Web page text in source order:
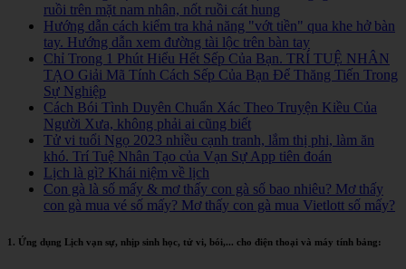
ruồi trên mặt nam nhân, nốt ruồi cát hung
Hướng dẫn cách kiểm tra khả năng "vớt tiền" qua khe hở bàn
tay. Hướng dẫn xem đường tài lộc trên bàn tay
Chỉ Trong 1 Phút Hiểu Hết Sếp Của Bạn. TRÍ TUỆ NHÂN
TẠO Giải Mã Tính Cách Sếp Của Bạn Để Thăng Tiến Trong
Sự Nghiệp
Cách Bói Tình Duyên Chuẩn Xác Theo Truyện Kiều Của
Người Xưa, không phải ai cũng biết
Tử vi tuổi Ngọ 2023 nhiều cạnh tranh, lắm thị phi, làm ăn
khó. Trí Tuệ Nhân Tạo của Vạn Sự App tiên đoán
Lịch là gì? Khái niệm về lịch
Con gà là số mấy & mơ thấy con gà số bao nhiêu? Mơ thấy
con gà mua vé số mấy? Mơ thấy con gà mua Vietlott số mấy?
1. Ứng dụng Lịch vạn sự, nhịp sinh học, tử vi, bói,... cho điện thoại và máy tính bảng: